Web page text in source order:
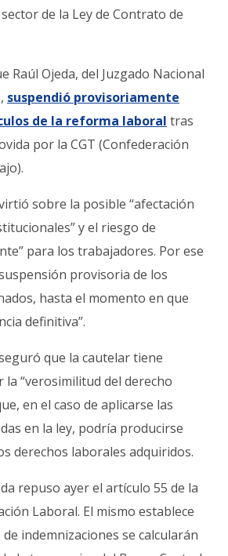
de la Ley de Contrato de
Raúl Ojeda, del Juzgado Nacional
suspendió provisoriamente
de la reforma laboral tras
por la CGT (Confederación
sobre la posible “afectación
y el riesgo de
para los trabajadores. Por ese
provisoria de los
hasta el momento en que
definitiva”.
que la cautelar tiene
“verosimilitud del derecho
en el caso de aplicarse las
en la ley, podría producirse
derechos laborales adquiridos.
repuso ayer el artículo 55 de la
Laboral. El mismo establece
indemnizaciones se calcularán